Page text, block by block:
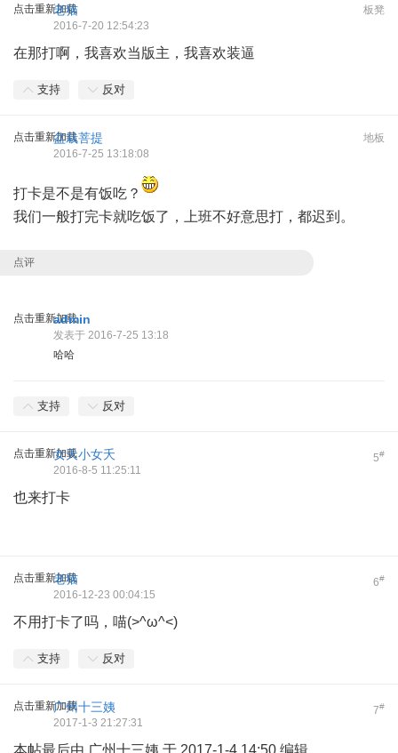
点击重新加载 板凳
老猫
2016-7-20 12:54:23
在那打啊，我喜欢当版主，我喜欢装逼
支持 反对
点击重新加载 地板
盆栽菩提
2016-7-25 13:18:08
打卡是不是有饭吃？
我们一般打完卡就吃饭了，上班不好意思打，都迟到。
点评
点击重新加载
admin
发表于 2016-7-25 13:18
哈哈
支持 反对
点击重新加载 5#
女夭小女夭
2016-8-5 11:25:11
也来打卡
点击重新加载 6#
老猫
2016-12-23 00:04:15
不用打卡了吗，喵(>^ω^<)
支持 反对
点击重新加载 7#
广州十三姨
2017-1-3 21:27:31
本帖最后由 广州十三姨 于 2017-1-4 14:50 编辑